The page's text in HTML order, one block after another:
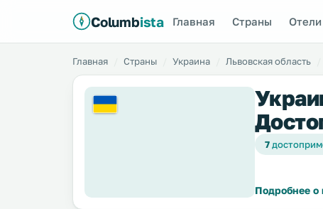
Columbista Главная Страны Отели
Главная Страны Украина Львовская область
7
Подробнее о